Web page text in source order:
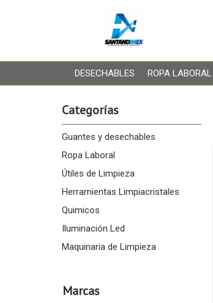
DESECHABLES ROPA LABORAL
Categorías
Guantes y desechables
Ropa Laboral
Útiles de Limpieza
Herramientas Limpiacristales
Quimicos
Iluminación Led
Maquinaria de Limpieza
Marcas